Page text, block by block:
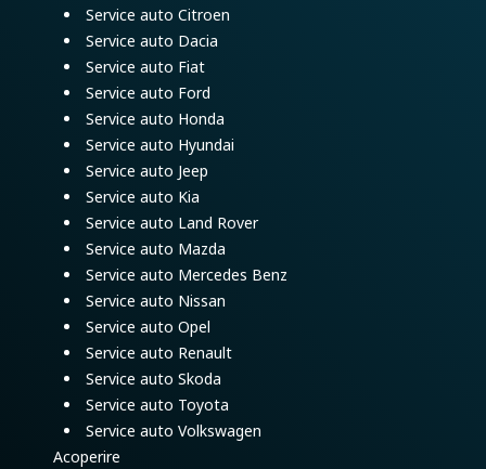
Service auto Citroen
Service auto Dacia
Service auto Fiat
Service auto Ford
Service auto Honda
Service auto Hyundai
Service auto Jeep
Service auto Kia
Service auto Land Rover
Service auto Mazda
Service auto Mercedes Benz
Service auto Nissan
Service auto Opel
Service auto Renault
Service auto Skoda
Service auto Toyota
Service auto Volkswagen
Acoperire